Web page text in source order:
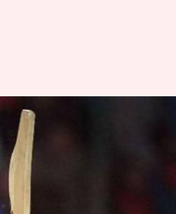
తెలుగు
10:30 am